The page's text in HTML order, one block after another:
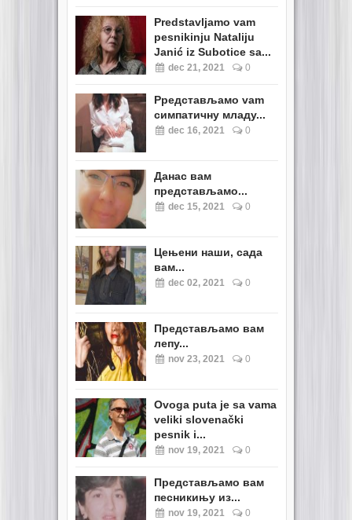
Predstavljamo vam
pesnikinju Nataliju
Janić iz Subotice sa...
dec 21, 2021 0
Pредстављамо vam
симпатичну младу...
dec 16, 2021 0
Данас вам
представљамо...
dec 15, 2021 0
Цењени наши, сада
вам...
dec 02, 2021 0
Представљамо вам
лепу...
nov 23, 2021 0
Ovoga puta je sa vama
veliki slovenački
pesnik i...
nov 19, 2021 0
Представљамо вам
песникињу из...
nov 19, 2021 0